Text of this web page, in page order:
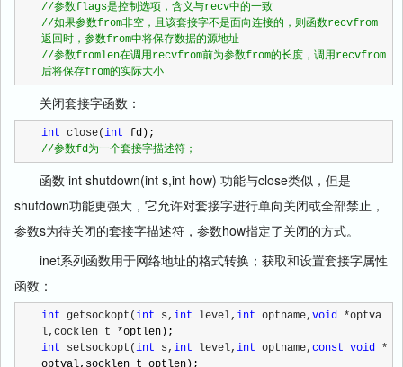
//
//如果参数from非空，且该套接字不是面向连接的，则函数recvfrom
//参数fromlen在调用recvfrom前为参数from的长度，调用recvfrom
后将保存from的实际大小
关闭套接字函数：
int close(int
//参数fd为一个套接字描述符；
函数 int shutdown(int s,int how) 功能与close类似，但是
shutdown功能更强大，它允许对套接字进行单向关闭或全部禁止，
参数s为待关闭的套接字描述符，参数how指定了关闭的方式。
inet系列函数用于网络地址的格式转换；获取和设置套接字属性
函数：
int getsockopt(int s, int level, int optname, void *optva
l,cocklen_t *
int setsockopt(int s, int level, int optname, const void *